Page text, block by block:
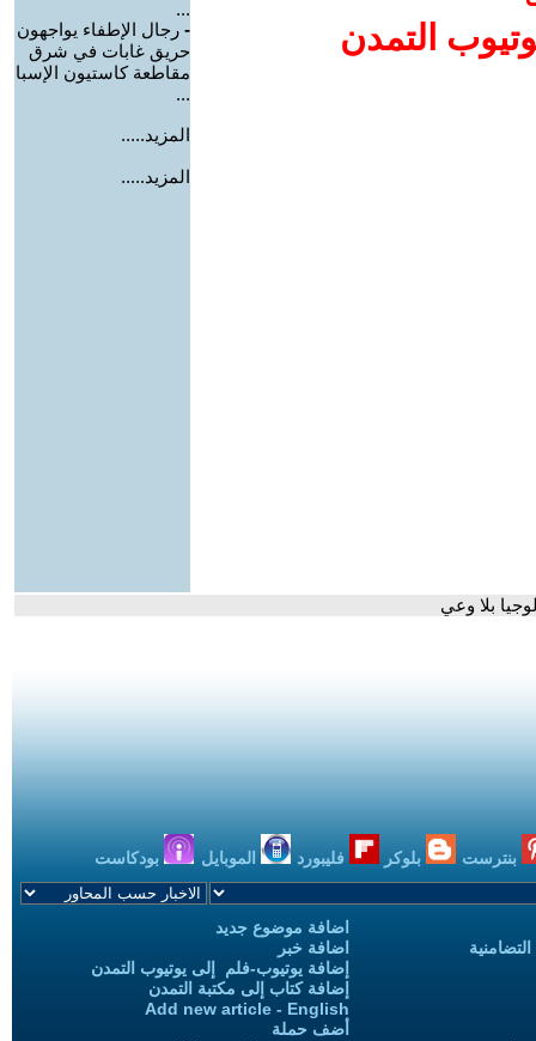
التمدن
...
- رجال الإطفاء يواجهون
حريق غابات في شرق
مقاطعة كاستيون الإسبا
...
المزيد.....
المزيد.....
بلا وعي
بنترست بلوكر فليبورد الموبايل بودكاست
اضافة موضوع جديد
اضافة خبر
إضافة يوتيوب-فلم إلى يوتيوب التمدن
إضافة كتاب إلى مكتبة التمدن
Add new article - English
أضف حملة